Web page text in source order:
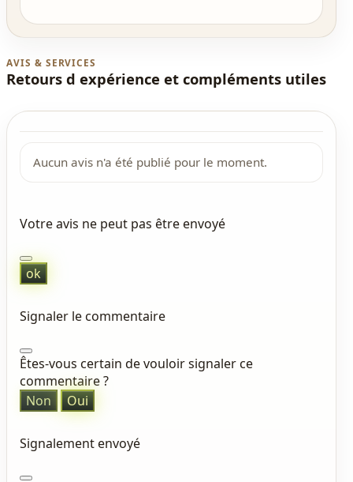
AVIS & SERVICES
Retours d expérience et compléments utiles
Aucun avis n'a été publié pour le moment.
Votre avis ne peut pas être envoyé
ok
Signaler le commentaire
Êtes-vous certain de vouloir signaler ce
commentaire ?
Non
Oui
Signalement envoyé